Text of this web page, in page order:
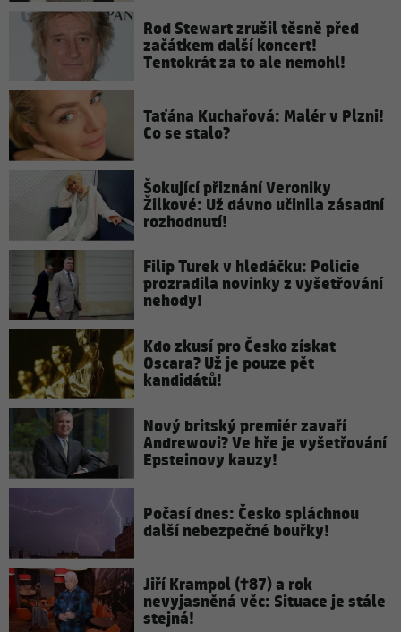
Rod Stewart zrušil těsně před
začátkem další koncert!
Tentokrát za to ale nemohl!
Taťána Kuchařová: Malér v Plzni!
Co se stalo?
Šokující přiznání Veroniky
Žilkové: Už dávno učinila zásadní
rozhodnutí!
Filip Turek v hledáčku: Policie
prozradila novinky z vyšetřování
nehody!
Kdo zkusí pro Česko získat
Oscara? Už je pouze pět
kandidátů!
Nový britský premiér zavaří
Andrewovi? Ve hře je vyšetřování
Epsteinovy kauzy!
Počasí dnes: Česko spláchnou
další nebezpečné bouřky!
Jiří Krampol (†87) a rok
nevyjasněná věc: Situace je stále
stejná!